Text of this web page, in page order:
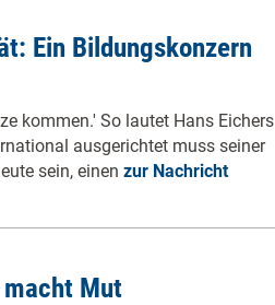
Ein Bildungskonzern
kommen.' So lautet Hans Eichers
ausgerichtet muss seiner
sein, einen zur Nachricht
macht Mut